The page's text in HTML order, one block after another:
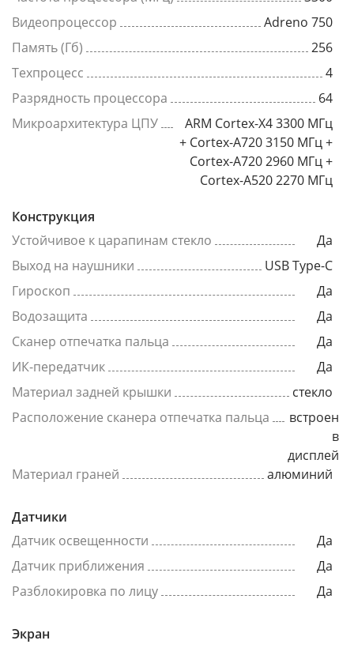
Видеопроцессор
Adreno 750
Память (Гб)
256
Техпроцесс
4
Разрядность процессора
64
Микроархитектура ЦПУ
ARM Cortex-X4 3300 МГц
+ Cortex-A720 3150 МГц +
Cortex-A720 2960 МГц +
Cortex-A520 2270 МГц
Конструкция
Устойчивое к царапинам стекло
Да
Выход на наушники
USB Type-C
Гироскоп
Да
Водозащита
Да
Сканер отпечатка пальца
Да
ИК-передатчик
Да
Материал задней крышки
стекло
Расположение сканера отпечатка пальца
встроен
в
дисплей
Материал граней
алюминий
Датчики
Датчик освещенности
Да
Датчик приближения
Да
Разблокировка по лицу
Да
Экран